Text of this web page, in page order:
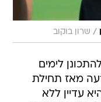
/ שרון בוקוב
לימים
מאז תחילת
עדיין ללא